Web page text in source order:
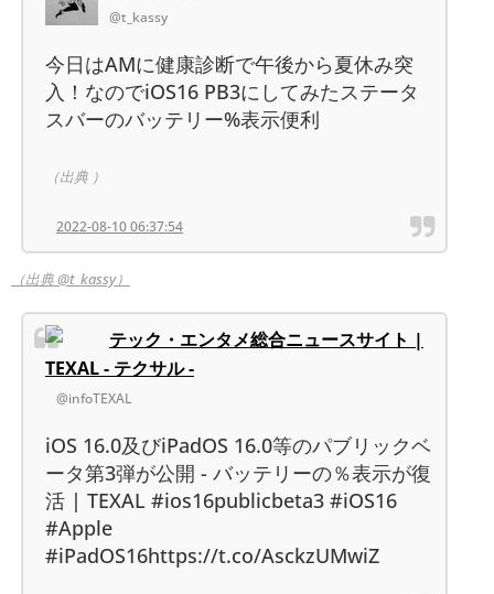
@t_kassy
今日はAMに健康診断で午後から夏休み突
入！なのでiOS16 PB3にしてみたステータ
スバーのバッテリー%表示便利
（出典 ）
2022-08-10 06:37:54
（出典 @t_kassy）
テック・エンタメ総合ニュースサイト |
TEXAL - テクサル -
@infoTEXAL
iOS 16.0及びiPadOS 16.0等のパブリックベ
ータ第3弾が公開 - バッテリーの％表示が復
活 | TEXAL #ios16publicbeta3 #iOS16
#Apple
#iPadOS16https://t.co/AsckzUMwiZ